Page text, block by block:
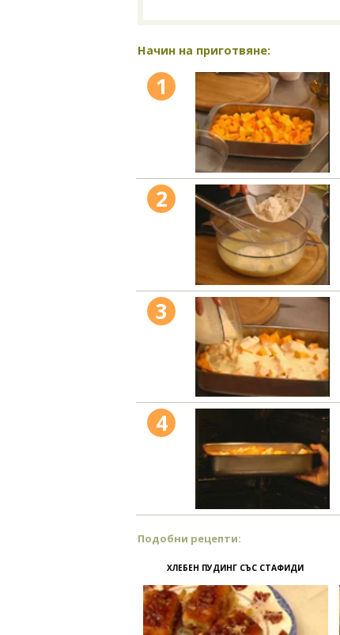
Начин на приготвяне:
1
2
3
4
Подобни рецепти:
ХЛЕБЕН ПУДИНГ СЪС СТАФИДИ